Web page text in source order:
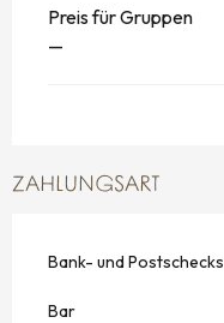
Preis für Gruppen
—
ZAHLUNGSART
Bank- und Postschecks
Bar